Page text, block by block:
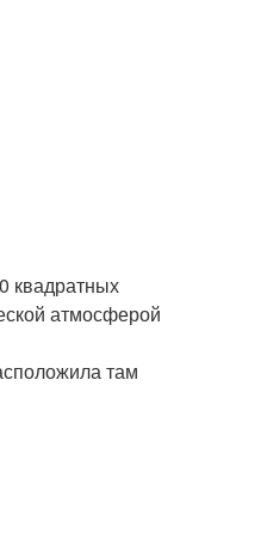
квадратных
атмосферой
там